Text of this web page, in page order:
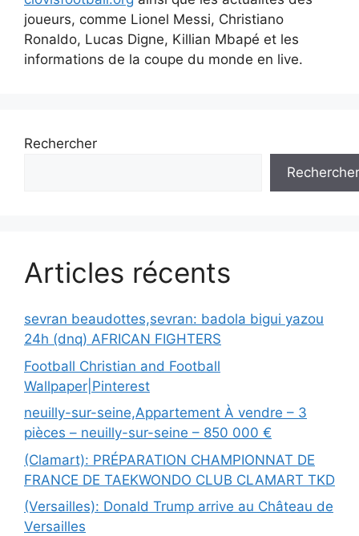
joueurs, comme Lionel Messi, Christiano
Ronaldo, Lucas Digne, Killian Mbapé et les
informations de la coupe du monde en live.
Rechercher
Rechercher
Articles récents
sevran beaudottes,sevran: badola bigui yazou
24h (dnq) AFRICAN FIGHTERS
Football Christian and Football
Wallpaper|Pinterest
neuilly-sur-seine,Appartement À vendre – 3
pièces – neuilly-sur-seine – 850 000 €
(Clamart): PRÉPARATION CHAMPIONNAT DE
FRANCE DE TAEKWONDO CLUB CLAMART TKD
(Versailles): Donald Trump arrive au Château de
Versailles